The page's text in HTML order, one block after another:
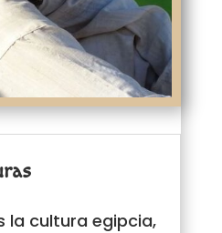
la cultura egipcia,